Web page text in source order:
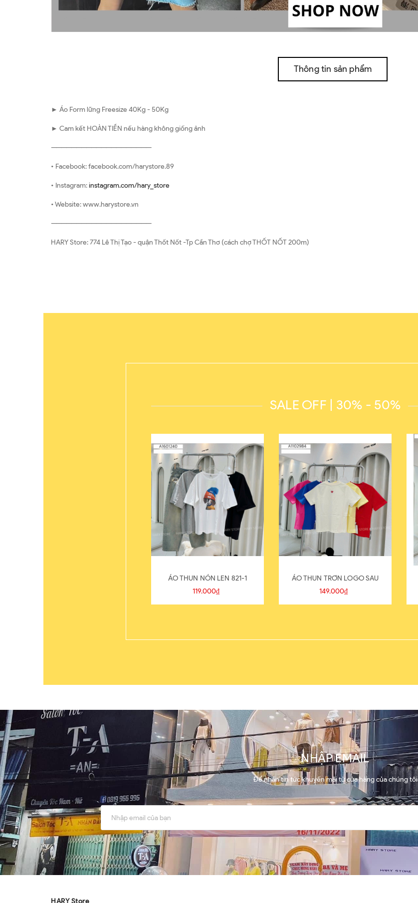
Thông tin sản phẩm
► Áo Form lững Freesize 40Kg - 50Kg
► Cam kết HOÀN TIỀN nếu hàng không giống ảnh
————————————————————
• Facebook: facebook.com/harystore.89
• Instagram:instagram.com/hary_store
• Website: www.harystore.vn
————————————————————
HARY Store: 774 Lê Thị Tạo - quận Thốt Nốt -Tp Cần Thơ (cách chợ THỐT NỐT 200m)
SALE OFF | 30% - 50%
ÁO THUN NÓN LEN 821-1
119.000₫
ÁO THUN TRƠN LOGO SAU
149.000₫
NHẬP EMAIL
Để nhận tin tức khuyến mãi từ cửa hàng của chúng tôi